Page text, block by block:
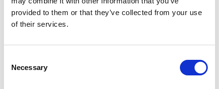
provided to them or that they’ve collected from your use
of their services.
Selection
Necessary